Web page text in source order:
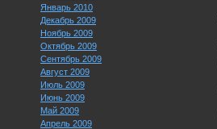
Январь 2010
Декабрь 2009
Ноябрь 2009
Октябрь 2009
Сентябрь 2009
Август 2009
Июль 2009
Июнь 2009
Май 2009
Апрель 2009